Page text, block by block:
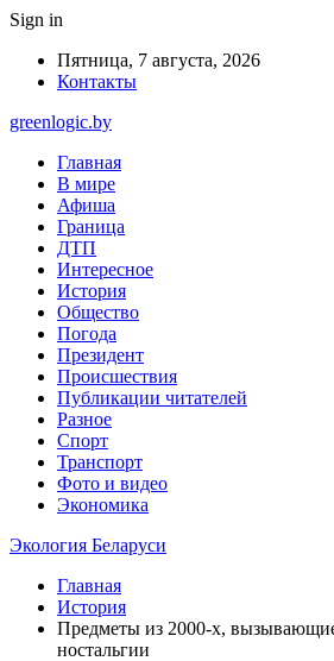
Sign in
Пятница, 7 августа, 2026
Контакты
greenlogic.by
Главная
В мире
Афиша
Граница
ДТП
Интересное
История
Общество
Погода
Президент
Происшествия
Публикации читателей
Разное
Спорт
Транспорт
Фото и видео
Экономика
Экология Беларуси
Главная
История
Предметы из 2000-х,
ностальгии